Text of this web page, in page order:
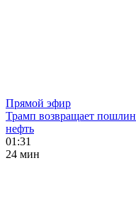
Прямой эфир
Трамп возвращает
нефть
01:31
24 мин